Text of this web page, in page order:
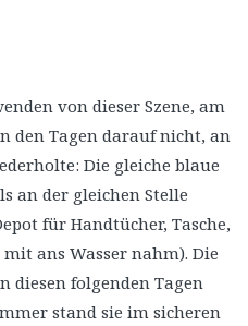
von dieser Szene, am
den Tagen darauf nicht, an
Die gleiche blaue
an der gleichen Stelle
für Handtücher, Tasche,
ans Wasser nahm). Die
diesen folgenden Tagen
stand sie im sicheren